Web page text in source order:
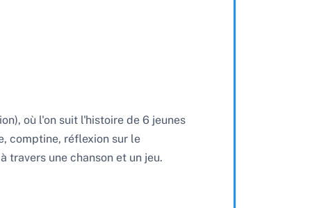
où l'on suit l'histoire de 6 jeunes
comptine, réflexion sur le
travers une chanson et un jeu.